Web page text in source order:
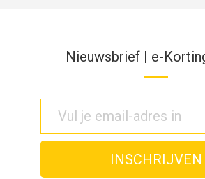
Nieuwsbrief | e-